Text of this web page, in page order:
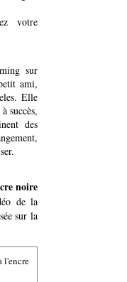
votre
sur
ami,
Elle
succès,
des
noire
de la
sur la
l'encre